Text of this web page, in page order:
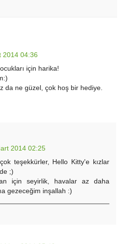
2014 04:36
için harika!
da ne güzel, çok hoş bir hediye.
2014 02:25
teşekkürler, Hello Kitty'e kızlar
;)
için seyirlik, havalar az daha
gezeceğim inşallah :)